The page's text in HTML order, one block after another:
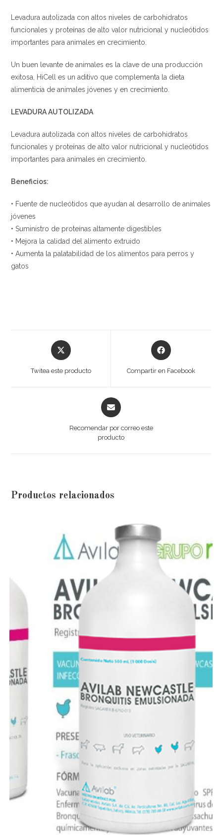
Levadura autolizada con altos niveles de carbohidratos
funcionales y proteínas de alto valor nutricional y nucleótidos
importantes para animales en crecimiento.
Un buen levante de animales es la clave de una producción
exitosa, HiCell es un aditivo que complementa la dieta
alimenticia de animales jóvenes y en crecimiento.
LEVADURA AUTOLIZADA
Levadura autolizada con altos niveles de carbohidratos
funcionales y proteínas de alto valor nutricional y nucleótidos
importantes para animales en crecimiento.
Beneficios:
• Fuente de nucleótidos que ayudan al desarrollo de animales
jóvenes
• Suministro de proteínas altamente digestibles
• Mejora la calidad del alimento extruido
• Aumenta la palatabilidad de los alimentos para perros y
gatos
Twitea este producto Compartir en Facebook
Recomendar por correo este
producto
Productos relacionados